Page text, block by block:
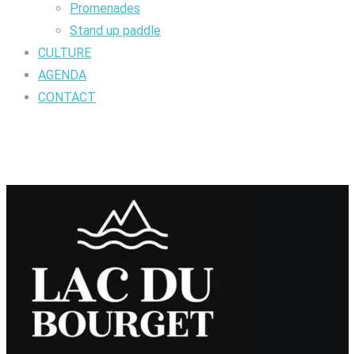
Promenades
Stand up paddle
CULTURE
AGENDA
CONTACT